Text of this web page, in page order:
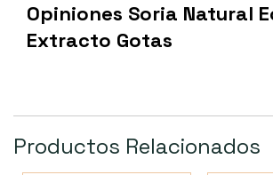
Opiniones Soria Natural
Extracto Gotas
Productos Relacionados